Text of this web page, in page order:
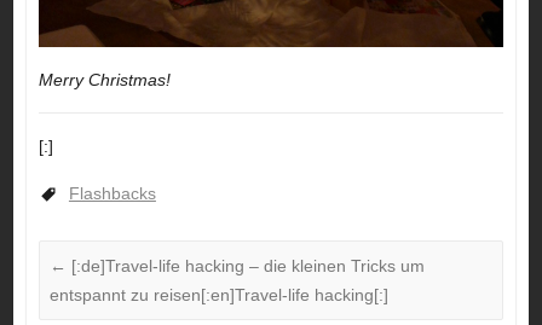
Merry Christmas!
[:]
Flashbacks
← [:de]Travel-life hacking – die kleinen Tricks um
entspannt zu reisen[:en]Travel-life hacking[:]